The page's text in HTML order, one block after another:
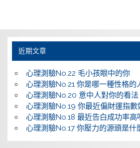
近期文章
心理測驗No.22 毛小孩眼中的你
心理測驗No.21 你是哪一種性格的
心理測驗No.20 意中人對你的看法
心理測驗No.19 你最近偏財運指數
心理測驗No.18 最近告白成功率高
心理測驗No.17 你壓力的源頭是什